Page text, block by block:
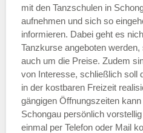
mit den Tanzschulen in
aufnehmen und sich so
informieren. Dabei geht es
Tanzkurse angeboten
auch um die Preise. Zudem
von Interesse, schließlich soll
in der kostbaren Freizeit
gängigen Öffnungszeiten
Schongau persönlich
einmal per Telefon oder Mail